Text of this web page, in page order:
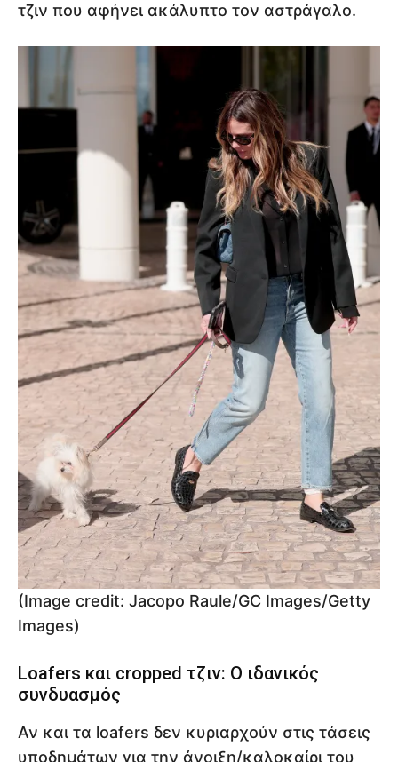
τζιν που αφήνει ακάλυπτο τον αστράγαλο.
(Image credit: Jacopo Raule/GC Images/Getty
Images)
Loafers και cropped τζιν: Ο ιδανικός
συνδυασμός
Αν και τα loafers δεν κυριαρχούν στις τάσεις
υποδημάτων για την άνοιξη/καλοκαίρι του